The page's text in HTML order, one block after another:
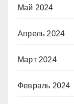
Май 2024
Апрель 2024
Март 2024
Февраль 2024